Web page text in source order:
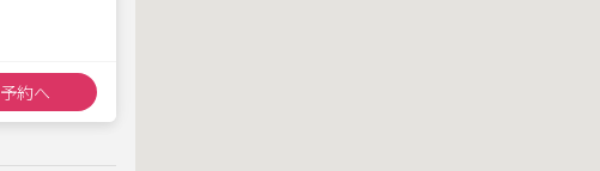
予約へ